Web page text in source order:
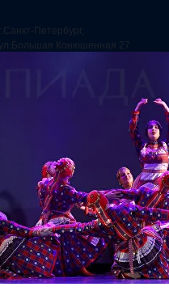
г.Санкт-Петербург,
ул.Большая Конюшенная 27
Всероссийская